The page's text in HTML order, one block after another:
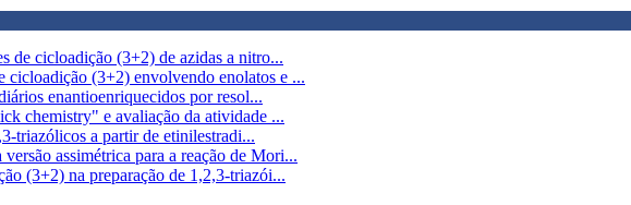
de cicloadição (3+2) de azidas a nitro...
cicloadição (3+2) envolvendo enolatos e ...
enantioenriquecidos por resol...
chemistry" e avaliação da atividade ...
triazólicos a partir de etinilestradi...
assimétrica para a reação de Mori...
(3+2) na preparação de 1,2,3-triazói...